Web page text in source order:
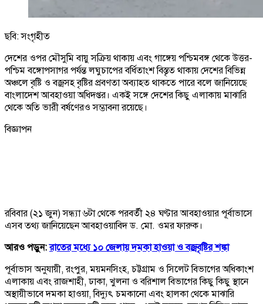
ছবি: সংগৃহীত
দেশের ওপর মৌসুমি বায়ু সক্রিয় থাকায় এবং গাঙ্গেয় পশ্চিমবঙ্গ থেকে উত্তর-
পশ্চিম বঙ্গোপসাগর পর্যন্ত লঘুচাপের বর্ধিতাংশ বিস্তৃত থাকায় দেশের বিভিন্ন
অঞ্চলে বৃষ্টি ও বজ্রসহ বৃষ্টির প্রবণতা অব্যাহত থাকতে পারে বলে জানিয়েছে
বাংলাদেশ আবহাওয়া অধিদপ্তর। একই সঙ্গে দেশের কিছু এলাকায় মাঝারি
থেকে অতি ভারী বর্ষণেরও সম্ভাবনা রয়েছে।
বিজ্ঞাপন
রবিবার (২১ জুন) সন্ধ্যা ৬টা থেকে পরবর্তী ২৪ ঘণ্টার আবহাওয়ার পূর্বাভাসে
এসব তথ্য জানিয়েছেন আবহাওয়াবিদ ড. মো. ওমর ফারুক।
আরও পড়ুন:রাতের মধ্যে ১০ জেলায় দমকা হাওয়া ও বজ্রবৃষ্টির শঙ্কা
পূর্বাভাস অনুযায়ী, রংপুর, ময়মনসিংহ, চট্টগ্রাম ও সিলেট বিভাগের অধিকাংশ
এলাকায় এবং রাজশাহী, ঢাকা, খুলনা ও বরিশাল বিভাগের কিছু কিছু স্থানে
অস্থায়ীভাবে দমকা হাওয়া, বিদ্যুৎ চমকানো এবং হালকা থেকে মাঝারি